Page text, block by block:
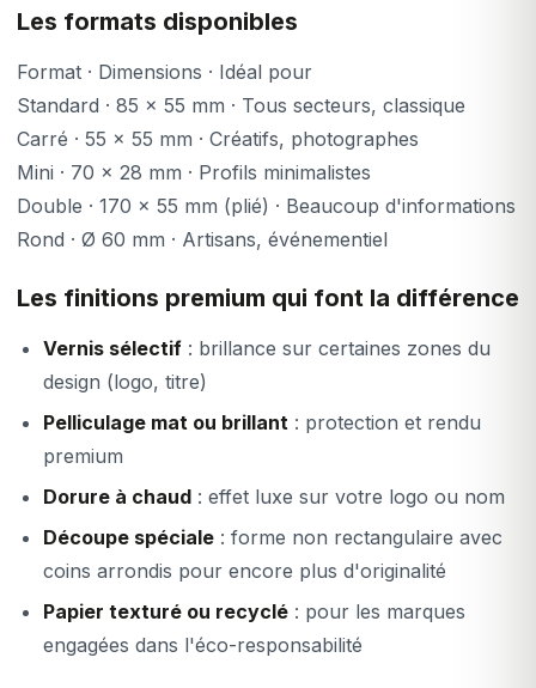
Les formats disponibles
Format · Dimensions · Idéal pour
Standard · 85 x 55 mm · Tous secteurs, classique
Carré · 55 x 55 mm · Créatifs, photographes
Mini · 70 x 28 mm · Profils minimalistes
Double · 170 x 55 mm (plié) · Beaucoup d'informations
Rond · Ø 60 mm · Artisans, événementiel
Les finitions premium qui font la différence
Vernis sélectif : brillance sur certaines zones du
design (logo, titre)
Pelliculage mat ou brillant : protection et rendu
premium
Dorure à chaud : effet luxe sur votre logo ou nom
Découpe spéciale : forme non rectangulaire avec
coins arrondis pour encore plus d'originalité
Papier texturé ou recyclé : pour les marques
engagées dans l'éco-responsabilité